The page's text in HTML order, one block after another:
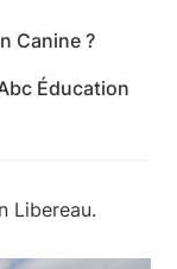
Canine ?
56 Rue
Éducation
Libereau.